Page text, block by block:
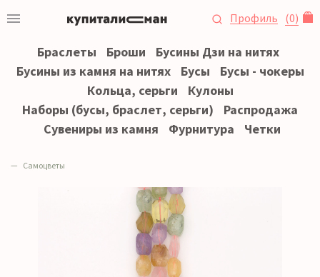
Профиль (0)
Браслеты Броши
Бусины Дзи на нитях
Бусины из камня на нитях
Бусы
Бусы - чокеры
Кольца, серьги
Кулоны
Наборы (бусы, браслет, серьги)
Распродажа
Сувениры из камня
Фурнитура Четки
Самоцветы